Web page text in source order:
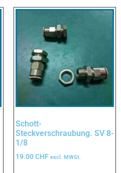
Schott-
Steckverschraubung. SV 8-
1/8
19.00CHF excl. MWSt.